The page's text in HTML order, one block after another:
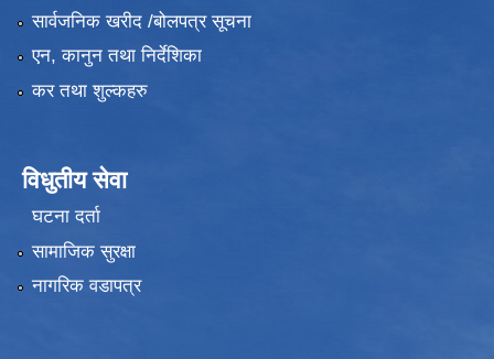
सार्वजनिक खरीद /बोलपत्र सूचना
एन, कानुन तथा निर्देशिका
कर तथा शुल्कहरु
विधुतीय सेवा
घटना दर्ता
सामाजिक सुरक्षा
नागरिक वडापत्र